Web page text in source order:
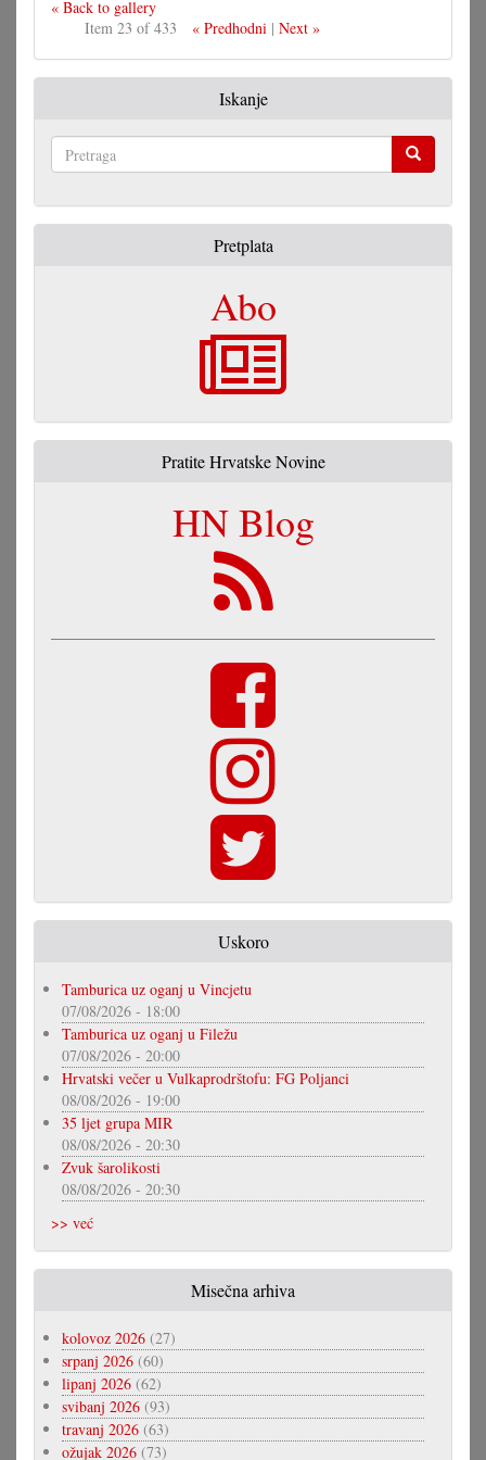
« Back to gallery
Item 23 of 433
« Predhodni| Next »
Iskanje
Pretplata
Abo
Pratite Hrvatske Novine
HN Blog
Uskoro
Tamburica uz oganj u Vincjetu
07/08/2026 - 18:00
Tamburica uz oganj u Filežu
07/08/2026 - 20:00
Hrvatski večer u Vulkaprodrštofu: FG Poljanci
08/08/2026 - 19:00
35 ljet grupa MIR
08/08/2026 - 20:30
Zvuk šarolikosti
08/08/2026 - 20:30
>> već
Misečna arhiva
kolovoz 2026 (27)
srpanj 2026 (60)
lipanj 2026 (62)
svibanj 2026 (93)
travanj 2026 (63)
ožujak 2026 (73)